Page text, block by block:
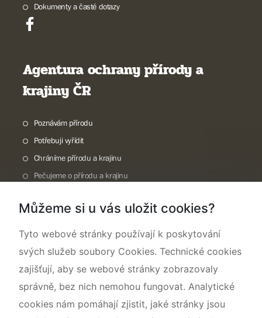
Dokumenty a časté dotazy
Agentura ochrany přírody a
krajiny ČR
Poznávám přírodu
Potřebuji vyřídit
Chráníme přírodu a krajinu
Pečujeme o přírodu a krajinu
O nás
Můžeme si u vás uložit cookies?
Tyto webové stránky používají k poskytování
svých služeb soubory Cookies. Technické cookies
zajišťují, aby se webové stránky zobrazovaly
správně, bez nich nemohou fungovat. Analytické
cookies nám pomáhají zjistit, jaké stránky jsou